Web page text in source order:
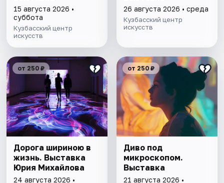
15 августа 2026 •
суббота
Кузбасский центр
искусств
26 августа 2026 • среда
Кузбасский центр
искусств
от 250 ₽
Дорога шириною в
жизнь. Выставка
Юрия Михайлова
24 августа 2026 •
от 250 ₽
Диво под
микроскопом.
Выставка
21 августа 2026 •